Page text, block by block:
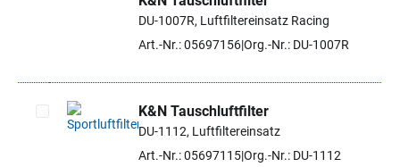
Artikel auswählen
DU-1007R, Luftfiltereinsatz Racing
Art.-Nr.: 05697156Org.-Nr.: DU-1007R
Artikel auswählen
K&N Tauschluftfilter
DU-1112, Luftfiltereinsatz
Art.-Nr.: 05697115Org.-Nr.: DU-1112